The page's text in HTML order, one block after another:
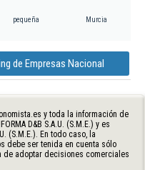
pequeña Murcia
de Empresas Nacional
y toda la información de
D&B S.A.U. (S.M.E.) y es
(S.M.E.). En todo caso, la
debe ser tenida en cuenta sólo
de adoptar decisiones comerciales